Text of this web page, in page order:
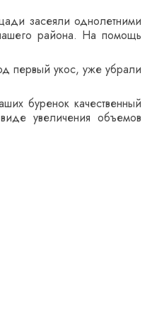
засеяли однолетними
района. На помощь
первый укос, уже убрали
буренок качественный
увеличения объемов